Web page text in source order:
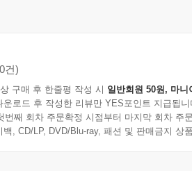
건)
구매 후 한줄평 작성 시 일반회원 50원, 마니
운로드 후 작성한 리뷰만 YES포인트 지급됩니
번째 회차 주문확정 시점부터 마지막 회차 주
백, CD/LP, DVD/Blu-ray, 패션 및 판매금지 상